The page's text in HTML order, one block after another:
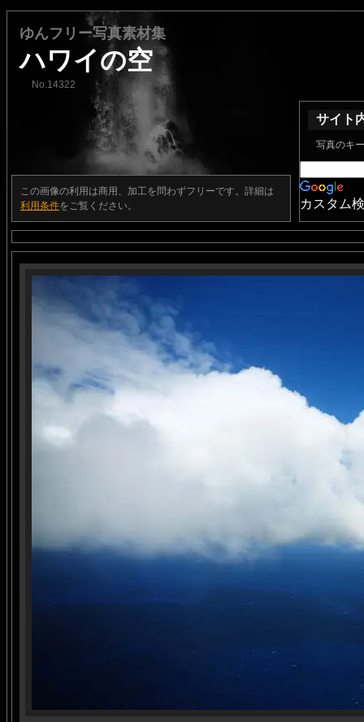
ゆんフリー写真素材集
ハワイの空
No.14322
この画像の利用は商用、加工を問わずフリーです。詳細は
利用条件をご覧ください。
サイト
写真のキ
カスタム